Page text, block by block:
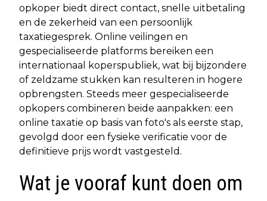
opkoper biedt direct contact, snelle uitbetaling
en de zekerheid van een persoonlijk
taxatiegesprek. Online veilingen en
gespecialiseerde platforms bereiken een
internationaal koperspubliek, wat bij bijzondere
of zeldzame stukken kan resulteren in hogere
opbrengsten. Steeds meer gespecialiseerde
opkopers combineren beide aanpakken: een
online taxatie op basis van foto's als eerste stap,
gevolgd door een fysieke verificatie voor de
definitieve prijs wordt vastgesteld.
Wat je vooraf kunt doen om